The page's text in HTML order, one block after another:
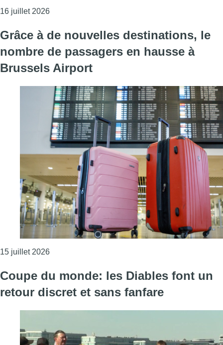
16 juillet 2026Consulter l'article "Lorenza Maggio nommée
Grâce à de nouvelles destinations, le
nombre de passagers en hausse à
Brussels Airport
15 juillet 2026Consulter l'article "Grâce à de nouvelles
Coupe du monde: les Diables font un
retour discret et sans fanfare